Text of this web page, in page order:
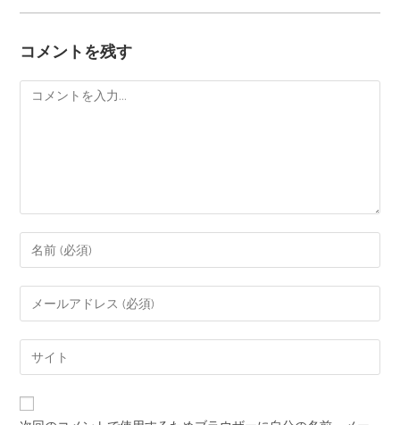
コメントを残す